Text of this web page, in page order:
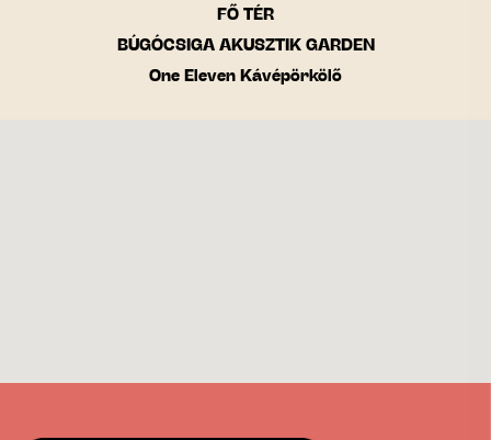
FŐ TÉR
BÚGÓCSIGA AKUSZTIK GARDEN
One Eleven Kávépörkölő